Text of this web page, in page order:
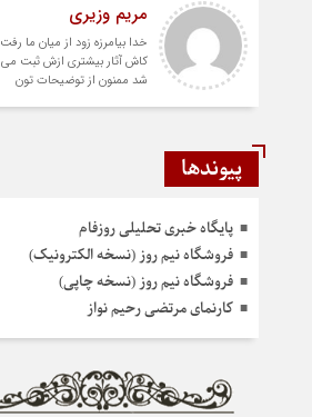
مریم وزیری
خدا بیامرزه زود از میان ما رفت
کاش آثار بیشتری ازش ثبت می
شد ممنون از توضیحات تون
پیوندها
پایگاه خبری تحلیلی روزفام
فروشگاه نیم روز (نسخه الکترونیک)
فروشگاه نیم روز (نسخه چاپی)
کارنمای مرتضی رحیم نواز